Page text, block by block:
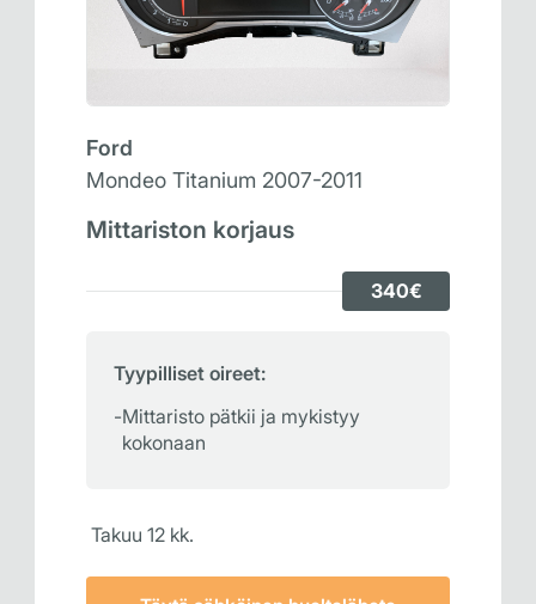
Ford
Mondeo Titanium 2007-2011
Mittariston korjaus
340€
Tyypilliset oireet:
Mittaristo pätkii ja mykistyy
kokonaan
Takuu 12 kk.